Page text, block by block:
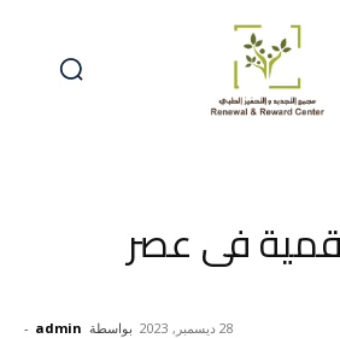
فى عصر
بواسطة admin
- 28 ديسمبر, 2023